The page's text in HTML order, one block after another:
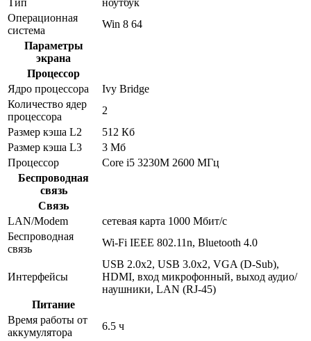
Тип
ноутбук
Операционная
система
Win 8 64
Параметры
экрана
Процессор
Ядро процессора
Ivy Bridge
Количество ядер
процессора
2
Размер кэша L2
512 Кб
Размер кэша L3
3 Мб
Процессор
Core i5 3230M 2600 МГц
Беспроводная
связь
Связь
LAN/Modem
сетевая карта 1000 Мбит/c
Беспроводная
связь
Wi-Fi IEEE 802.11n, Bluetooth 4.0
Интерфейсы
USB 2.0x2, USB 3.0x2, VGA (D-Sub),
HDMI, вход микрофонный, выход аудио/
наушники, LAN (RJ-45)
Питание
Время работы от
аккумулятора
6.5 ч